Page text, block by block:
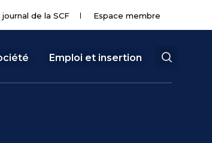
de la SCF Espace membre
Emploi et insertion